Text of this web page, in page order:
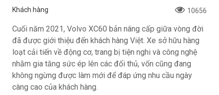
Khách hàng 10656
Cuối năm 2021, Volvo XC60 bản nâng cấp giữa vòng đời
đã được giới thiệu đến khách hàng Việt. Xe sở hữu hàng
loạt cải tiến về động cơ, trang bị tiện nghi và công nghệ
nhằm gia tăng sức ép lên các đối thủ, vốn cũng đang
không ngừng được làm mới để đáp ứng nhu cầu ngày
càng cao của khách hàng.